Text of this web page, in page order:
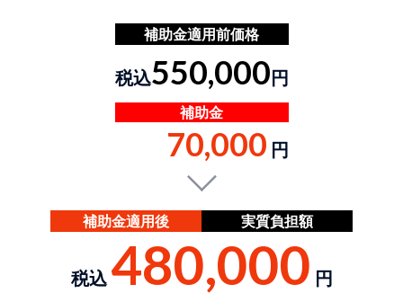
補助金適用前価格
税込550,000円
補助金
70,000 円
補助金適用後 実質負担額
税込 480,000 円